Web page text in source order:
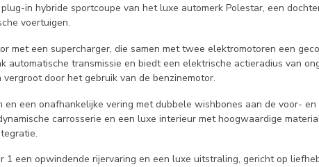
in hybride sportcoupe van het luxe automerk Polestar, een
voertuigen.
met een supercharger, die samen met twee elektromotoren een
transmissie en biedt een elektrische actieradius van
door het gebruik van de benzinemotor.
een onafhankelijke vering met dubbele wishbones aan de voor-
carrosserie en een luxe interieur met hoogwaardige
een opwindende rijervaring en een luxe uitstraling, gericht op